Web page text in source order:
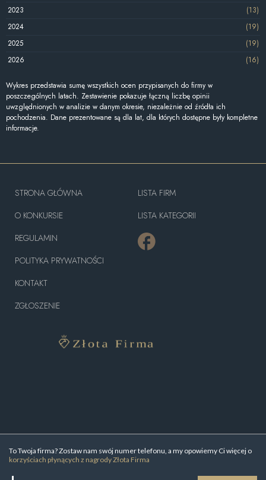
2023
(13)
2024
(19)
2025
(19)
2026
(16)
Wykres przedstawia sumę wszystkich ocen przypisanych do firmy w
poszczególnych latach. Zestawienie pokazuje łączną liczbę opinii
uwzględnionych w analizie w danym okresie, niezależnie od źródła ich
pochodzenia. Dane prezentowane są dla lat, dla których dostępne były kompletne
informacje.
To Twoja firma? Zostaw nam swój numer telefonu, a my opowiemy Ci więcej o
korzyściach płynących z nagrody Złota Firma
STRONA GŁÓWNA
O KONKURSIE
REGULAMIN
POLITYKA PRYWATNOŚCI
KONTAKT
ZGŁOSZENIE
LISTA FIRM
LISTA KATEGORII